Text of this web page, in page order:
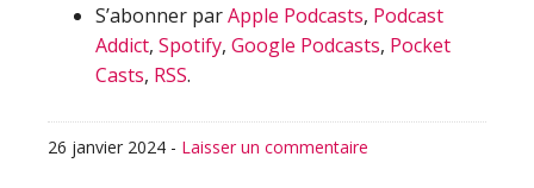
S’abonner parApple Podcasts, Podcast
Addict, Spotify, Google Podcasts, Pocket
Casts, RSS.
26 janvier 2024 - Laisser un commentaire